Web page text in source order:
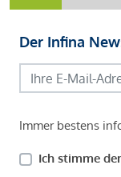
Der Infina
Immer bestens
Ich stimme der